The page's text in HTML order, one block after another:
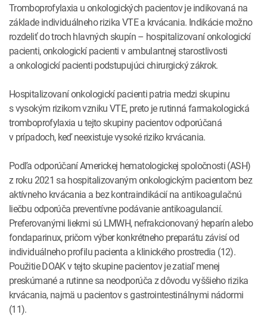
Tromboprofylaxia u onkologických pacientov je indikovaná na
základe individuálneho rizika VTE a krvácania. Indikácie možno
rozdeliť do troch hlavných skupín – hospitalizovaní onkologickí
pacienti, onkologickí pacienti v ambulantnej starostlivosti
a onkologickí pacienti podstupujúci chirurgický zákrok.
Hospitalizovaní onkologickí pacienti patria medzi skupinu
s vysokým rizikom vzniku VTE, preto je rutinná farmakologická
tromboprofylaxia u tejto skupiny pacientov odporúčaná
v prípadoch, keď neexistuje vysoké riziko krvácania.
Podľa odporúčaní Americkej hematologickej spoločnosti (ASH)
z roku 2021 sa hospitalizovaným onkologickým pacientom bez
aktívneho krvácania a bez kontraindikácií na antikoagulačnú
liečbu odporúča preventívne podávanie antikoagulancií.
Preferovanými liekmi sú LMWH, nefrakcionovaný heparín alebo
fondaparinux, pričom výber konkrétneho preparátu závisí od
individuálneho profilu pacienta a klinického prostredia (12).
Použitie DOAK v tejto skupine pacientov je zatiaľ menej
preskúmané a rutinne sa neodporúča z dôvodu vyššieho rizika
krvácania, najmä u pacientov s gastrointestinálnymi nádormi
(11).